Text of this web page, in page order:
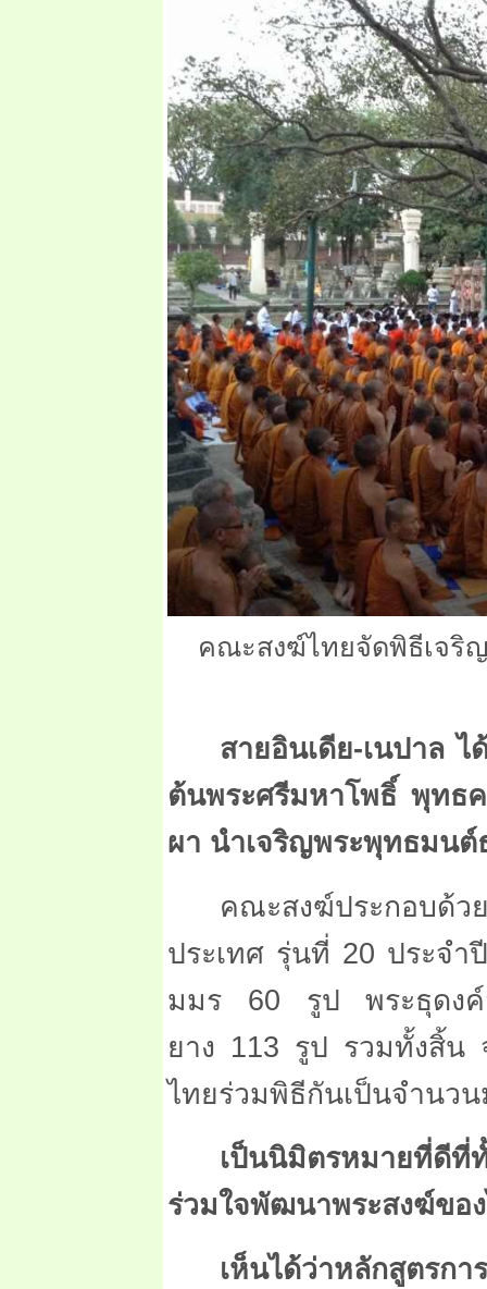
คณะสงฆ์ไทยจัดพิธีเจริ
สายอินเดีย-เนปาล
ต้นพระศรีมหาโพธิ์ พุทธ
ผา นำเจริญพระพุทธมน
คณะสงฆ์ประกอบด้ว
ประเทศ รุ่นที่ 20 ประจ
มมร 60 รูป พระธุดง
ยาง 113 รูป รวมทั้งสิ้น
ไทยร่วมพิธีกันเป็นจำนว
เป็นนิมิตรหมายที่ดีที่
ร่วมใจพัฒนาพระสงฆ์ขอ
เห็นได้ว่าหลักสูตร